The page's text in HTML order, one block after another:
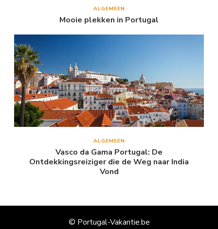
ALGEMEEN
Mooie plekken in Portugal
ALGEMEEN
Vasco da Gama Portugal: De
Ontdekkingsreiziger die de Weg naar India
Vond
© Portugal-Vakantie.be